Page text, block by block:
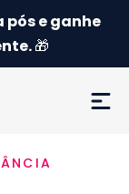
e ganhe
🎁